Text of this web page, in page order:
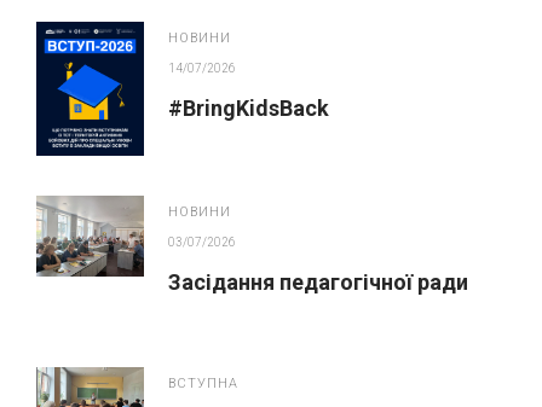
НОВИНИ
14/07/2026
#BringKidsBack
НОВИНИ
03/07/2026
Засідання педагогічної ради
ВСТУПНА